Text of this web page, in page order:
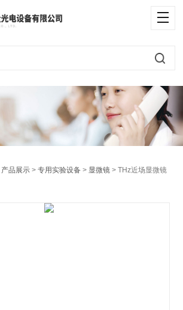
产品展示 >专用实验设备 > 显微镜 > THz近场显微镜